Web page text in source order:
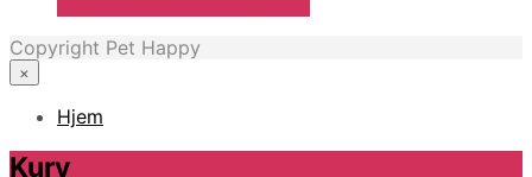
Copyright Pet Happy
×
Hjem
Kurv